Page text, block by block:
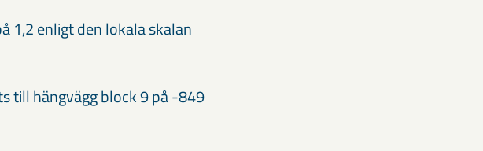
1,2 enligt den lokala skalan
till hängvägg block 9 på -849